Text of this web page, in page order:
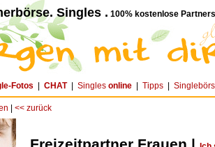
Singles . 100% kostenlose
Fotos CHAT| Singles online Tipps
<< zurück